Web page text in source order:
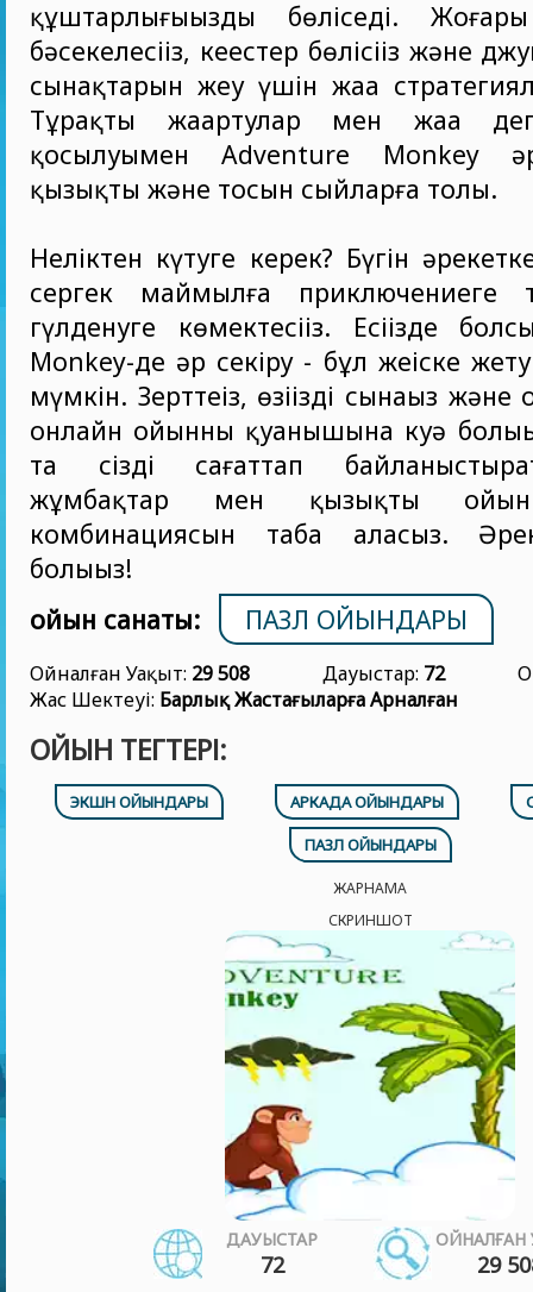
құштарлығыңызды бөліседі.
бәсекелесіңіз, кеңестер бөлісіңіз және
сынақтарын жеңу үшін жаңа
Тұрақты жаңартулар мен жаңа
қосылуымен Adventure Monkey
қызықты және тосын сыйларға толы.
Неліктен күтуге керек? Бүгін әрекетке
сергек маймылға приключениеге
гүлденуге көмектесіңіз. Есіңізде
Monkey-де әр секіру - бұл жеңіске
мүмкін. Зерттеңіз, өзіңізді сынаңыз
онлайн ойынның қуанышына куә
та сізді сағаттап
жұмбақтар мен қызықты
комбинациясын таба аласыз.
болыңыз!
ойын санаты:
ПАЗЛ ОЙЫНДАРЫ
Ойналған Уақыт: 29 508 Дауыстар: 72
Жас Шектеуі: Барлық Жастағыларға Арналған
ОЙЫН ТЕГТЕРІ:
ЭКШН ОЙЫНДАРЫ АРКАДА ОЙЫНДАРЫ
ПАЗЛ ОЙЫНДАРЫ
ЖАРНАМА
СКРИНШОТ
ДАУЫСТАР
72
ОЙНАЛҒАН
29